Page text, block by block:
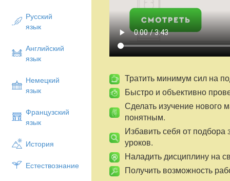
Русский
язык
Английский
язык
Немецкий
язык
Французский
язык
История
Естествознание
Тратить минимум сил на
Быстро и объективно
Сделать изучение нового
понятным.
Избавить себя от подбора
уроков.
Наладить дисциплину на
Получить возможность